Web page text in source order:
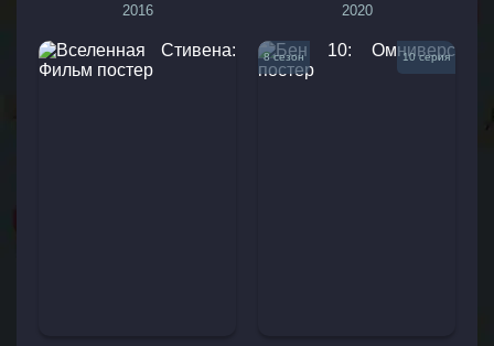
2016 2020
8 сезон 10 серия